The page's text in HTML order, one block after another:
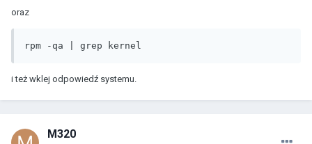
oraz
rpm -qa | grep kernel
i też wklej odpowiedź systemu.
M320